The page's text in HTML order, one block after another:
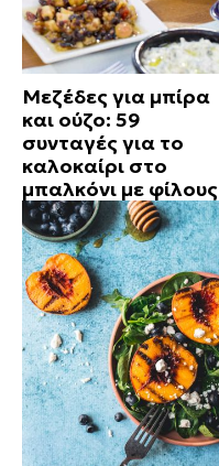
Μεζέδες για μπίρα
και ούζο: 59
συνταγές για το
καλοκαίρι στο
μπαλκόνι με φίλους